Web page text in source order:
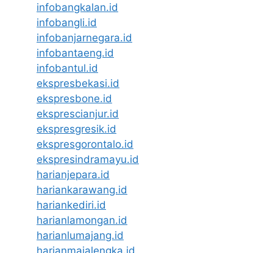
infobangkalan.id
infobangli.id
infobanjarnegara.id
infobantaeng.id
infobantul.id
ekspresbekasi.id
ekspresbone.id
eksprescianjur.id
ekspresgresik.id
ekspresgorontalo.id
ekspresindramayu.id
harianjepara.id
hariankarawang.id
hariankediri.id
harianlamongan.id
harianlumajang.id
harianmajalengka.id